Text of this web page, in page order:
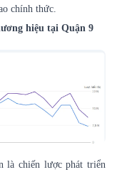
chính thức.
hiệu tại Quận 9
là chiến lược phát triển